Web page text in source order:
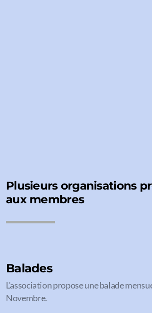
Plusieurs organisations
aux membres
Balades
L'association propose une balade
Novembre.